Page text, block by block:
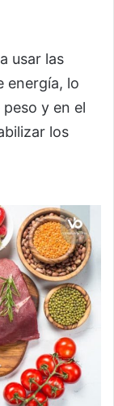
usar las
energía, lo
y en el
los